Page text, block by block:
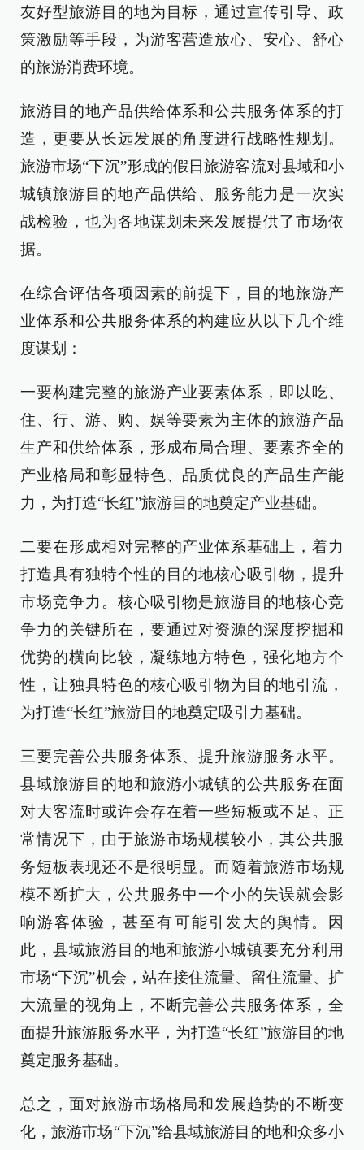
友好型旅游目的地为目标，通过宣传引导、政
策激励等手段，为游客营造放心、安心、舒心
的旅游消费环境。
旅游目的地产品供给体系和公共服务体系的打
造，更要从长远发展的角度进行战略性规划。
旅游市场“下沉”形成的假日旅游客流对县域和小
城镇旅游目的地产品供给、服务能力是一次实
战检验，也为各地谋划未来发展提供了市场依
据。
在综合评估各项因素的前提下，目的地旅游产
业体系和公共服务体系的构建应从以下几个维
度谋划：
一要构建完整的旅游产业要素体系，即以吃、
住、行、游、购、娱等要素为主体的旅游产品
生产和供给体系，形成布局合理、要素齐全的
产业格局和彰显特色、品质优良的产品生产能
力，为打造“长红”旅游目的地奠定产业基础。
二要在形成相对完整的产业体系基础上，着力
打造具有独特个性的目的地核心吸引物，提升
市场竞争力。核心吸引物是旅游目的地核心竞
争力的关键所在，要通过对资源的深度挖掘和
优势的横向比较，凝练地方特色，强化地方个
性，让独具特色的核心吸引物为目的地引流，
为打造“长红”旅游目的地奠定吸引力基础。
三要完善公共服务体系、提升旅游服务水平。
县域旅游目的地和旅游小城镇的公共服务在面
对大客流时或许会存在着一些短板或不足。正
常情况下，由于旅游市场规模较小，其公共服
务短板表现还不是很明显。而随着旅游市场规
模不断扩大，公共服务中一个小的失误就会影
响游客体验，甚至有可能引发大的舆情。因
此，县域旅游目的地和旅游小城镇要充分利用
市场“下沉”机会，站在接住流量、留住流量、扩
大流量的视角上，不断完善公共服务体系，全
面提升旅游服务水平，为打造“长红”旅游目的地
奠定服务基础。
总之，面对旅游市场格局和发展趋势的不断变
化，旅游市场“下沉”给县域旅游目的地和众多小